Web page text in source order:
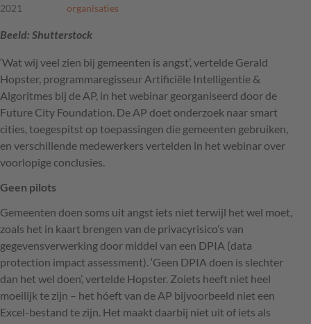
2021
organisaties
Beeld: Shutterstock
‘Wat wij veel zien bij gemeenten is angst’, vertelde Gerald
Hopster, programmaregisseur Artificiële Intelligentie &
Algoritmes bij de AP, in het webinar georganiseerd door de
Future City Foundation. De AP doet onderzoek naar smart
cities, toegespitst op toepassingen die gemeenten gebruiken,
en verschillende medewerkers vertelden in het webinar over
voorlopige conclusies.
Geen pilots
Gemeenten doen soms uit angst iets niet terwijl het wel moet,
zoals het in kaart brengen van de privacyrisico’s van
gegevensverwerking door middel van een DPIA (data
protection impact assessment). ‘Geen DPIA doen is slechter
dan het wel doen’, vertelde Hopster. Zoiets heeft niet heel
moeilijk te zijn – het hóeft van de AP bijvoorbeeld niet een
Excel-bestand te zijn. Het maakt daarbij niet uit of iets als